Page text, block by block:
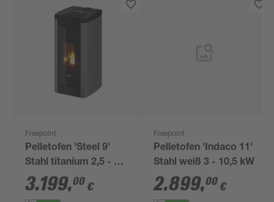
Freepoint
Pelletofen 'Steel 9'
Stahl titanium 2,5 - 8,5
kW
3.199,00 €
Freepoint
Pelletofen 'Indaco 11'
Stahl weiß 3 - 10,5 kW
2.899,00 €